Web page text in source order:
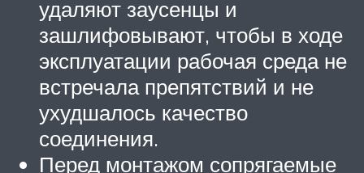
удаляют заусенцы и
зашлифовывают, чтобы в ходе
эксплуатации рабочая среда не
встречала препятствий и не
ухудшалось качество
соединения.
Перед монтажом сопрягаемые